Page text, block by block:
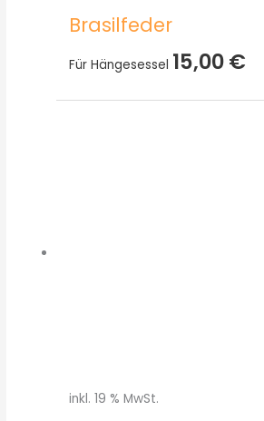
Brasilfeder
Für Hängesessel 15,00€
inkl. 19 % MwSt.